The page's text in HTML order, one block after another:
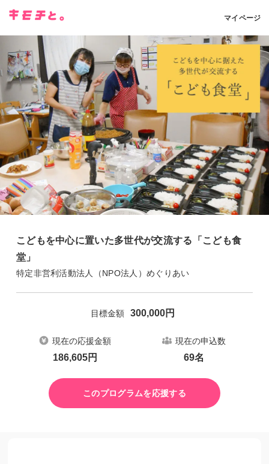
マイページ
こどもを中心に置いた多世代が交流する「こども食
堂」
特定非営利活動法人（NPO法人）めぐりあい
目標金額 300,000円
現在の応援金額
186,605円
現在の申込数
69名
このプログラムを応援する